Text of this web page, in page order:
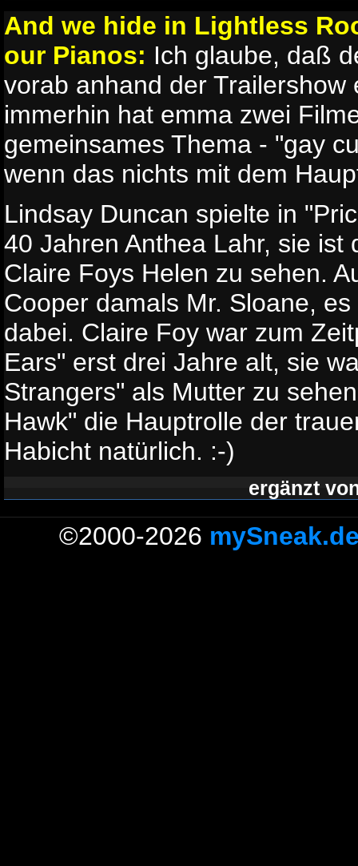
And we hide in Lightless
our Pianos: Ich glaube, daß
vorab anhand der Trailershow
immerhin hat emma zwei
gemeinsames Thema - "gay
wenn das nichts mit dem
Lindsay Duncan spielte in
40 Jahren Anthea Lahr, sie ist
Claire Foys Helen zu sehen.
Cooper damals Mr. Sloane,
dabei. Claire Foy war zum
Ears" erst drei Jahre alt, sie
Strangers" als Mutter zu
Hawk" die Hauptrolle der
Habicht natürlich. :-)
ergänzt
©2000-2026